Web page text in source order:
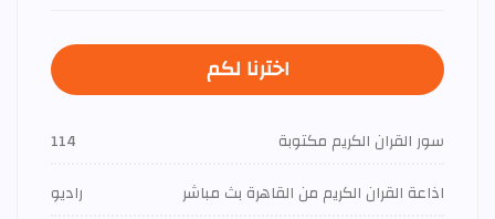
اخترنا لكم
سور القران الكريم مكتوبة
114
اذاعة القران الكريم من القاهرة بث مباشر
راديو